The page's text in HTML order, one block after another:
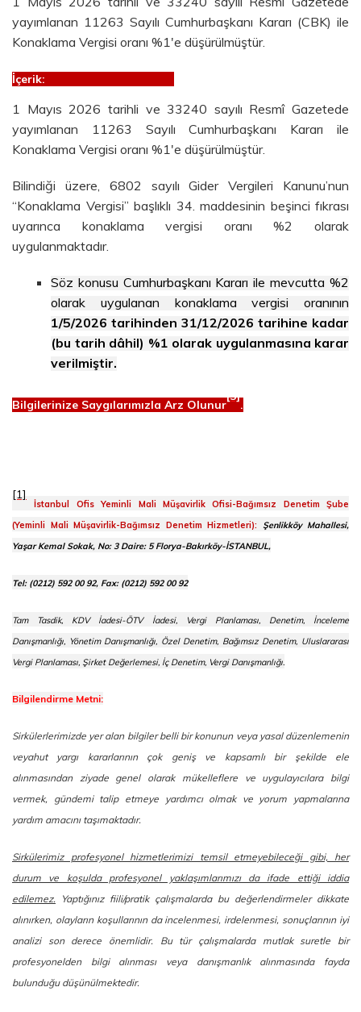
yayımlanan 11263 Sayılı Cumhurbaşkanı Kararı (CBK) ile
Konaklama Vergisi oranı %1'e düşürülmüştür.
İçerik:
1 Mayıs 2026 tarihli ve 33240 sayılı Resmî Gazetede
yayımlanan 11263 Sayılı Cumhurbaşkanı Kararı ile
Konaklama Vergisi oranı %1'e düşürülmüştür.
Bilindiği üzere, 6802 sayılı Gider Vergileri Kanunu’nun
“Konaklama Vergisi” başlıklı 34. maddesinin beşinci fıkrası
uyarınca konaklama vergisi oranı %2 olarak
uygulanmaktadır.
Söz konusu Cumhurbaşkanı Kararı ile mevcutta %2
olarak uygulanan konaklama vergisi oranının
1/5/2026 tarihinden 31/12/2026 tarihine kadar
(bu tarih dâhil) %1 olarak uygulanmasına karar
verilmiştir.
Bilgilerinize Saygılarımızla Arz Olunur
[3]
.
[1]
İstanbul Ofis Yeminli Mali Müşavirlik Ofisi-Bağımsız Denetim Şube
(Yeminli Mali Müşavirlik-Bağımsız Denetim Hizmetleri):
Şenlikköy Mahallesi,
Yaşar Kemal Sokak, No: 3 Daire: 5 Florya-Bakırköy-İSTANBUL,
Tel: (0212) 592 00 92, Fax: (0212) 592 00 92
Tam Tasdik, KDV İadesi-ÖTV İadesi, Vergi Planlaması, Denetim, İnceleme
Danışmanlığı, Yönetim Danışmanlığı, Özel Denetim, Bağımsız Denetim, Uluslararası
Vergi Planlaması, Şirket Değerlemesi, İç Denetim, Vergi Danışmanlığı.
Bilgilendirme Metni:
Sirkülerlerimizde yer alan bilgiler belli bir konunun veya yasal düzenlemenin
veyahut yargı kararlarının çok geniş ve kapsamlı bir şekilde ele
alınmasından ziyade genel olarak mükelleflere ve uygulayıcılara bilgi
vermek, gündemi talip etmeye yardımcı olmak ve yorum yapmalarına
yardım amacını taşımaktadır.
Sirkülerimiz profesyonel hizmetlerimizi temsil etmeyebileceği gibi, her
durum ve koşulda profesyonel yaklaşımlarımızı da ifade ettiği iddia
edilemez. Yaptığınız fiili/pratik çalışmalarda bu değerlendirmeler dikkate
alınırken, olayların koşullarının da incelenmesi, irdelenmesi, sonuçlarının iyi
analizi son derece önemlidir. Bu tür çalışmalarda mutlak suretle bir
profesyonelden bilgi alınması veya danışmanlık alınmasında fayda
bulunduğu düşünülmektedir.